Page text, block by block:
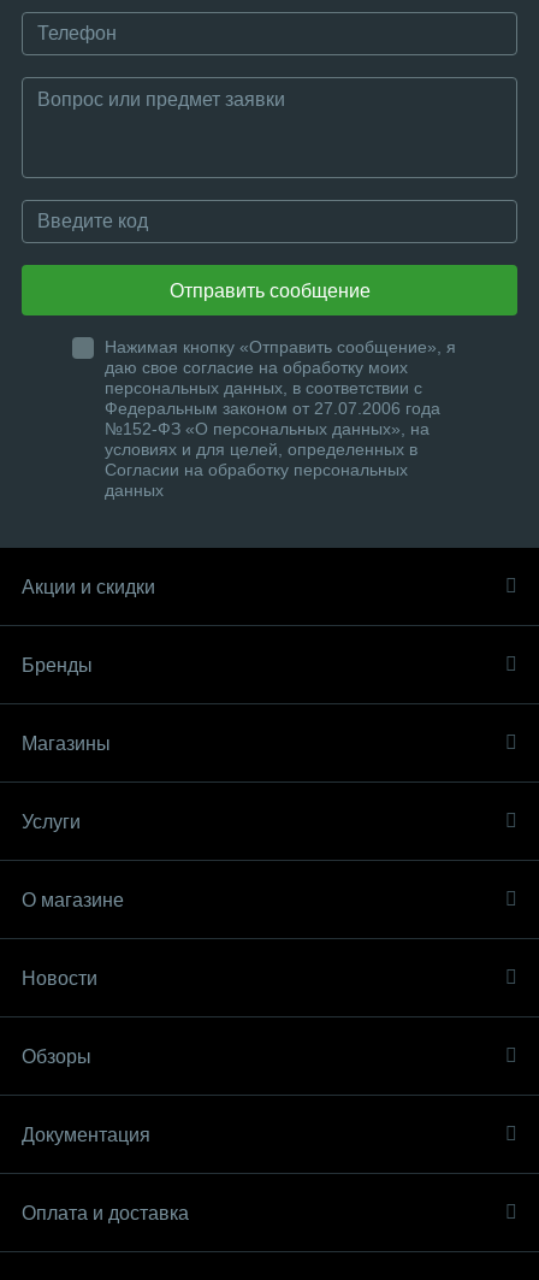
Отправить сообщение
Нажимая кнопку «Отправить сообщение», я
даю свое согласие на обработку моих
персональных данных, в соответствии с
Федеральным законом от 27.07.2006 года
№152-ФЗ «О персональных данных», на
условиях и для целей, определенных в
Согласии на обработку персональных
данных
Акции и скидки
Бренды
Магазины
Услуги
О магазине
Новости
Обзоры
Документация
Оплата и доставка